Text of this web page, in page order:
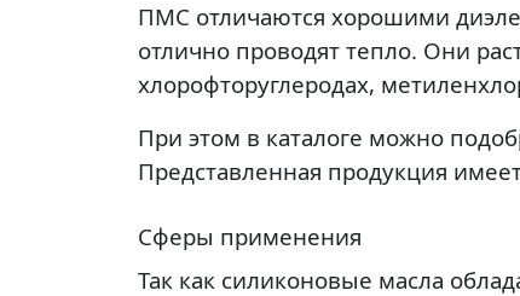
ПМС отличаются хорошими
отлично проводят тепло. Они
хлорофторуглеродах,
При этом в каталоге можно
Представленная продукция
Сферы применения
Так как силиконовые масла